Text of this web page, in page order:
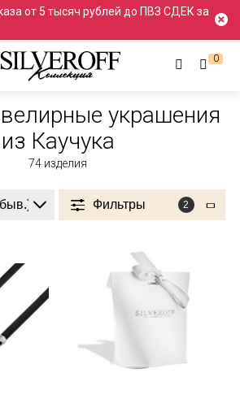
от 5 тысяч рублей до ПВЗ СДЕК за
0
Черный Из Каучука
украшения
из Каучука
74 изделия
Фильтры 2